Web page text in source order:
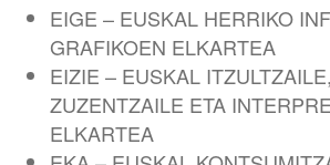
EIGE – EUSKAL HERRIKO
GRAFIKOEN ELKARTEA
EIZIE – EUSKAL ITZULTZAILE,
ZUZENTZAILE ETA
ELKARTEA